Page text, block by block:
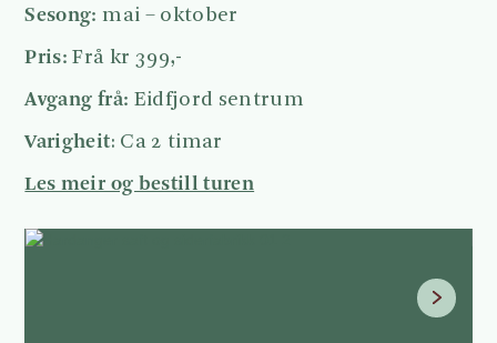
Sesong: mai – oktober
Pris: Frå kr 399,-
Avgang frå: Eidfjord sentrum
Varigheit: Ca 2 timar
Les meir og bestill turen